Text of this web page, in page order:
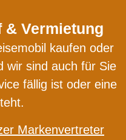
& Vermietung
kaufen oder
wir sind auch für Sie
fällig ist oder eine
Markenvertreter